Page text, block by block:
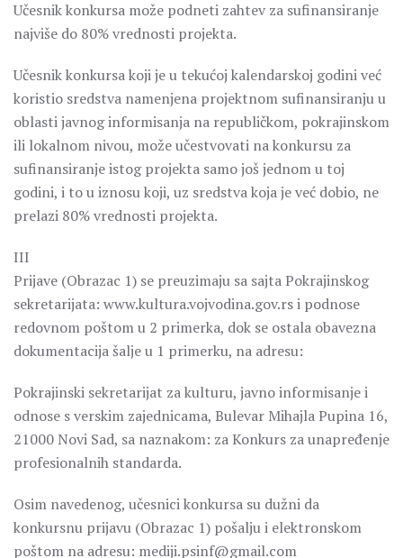
Učesnik konkursa može podneti zahtev za sufinansiranje
najviše do 80% vrednosti projekta.
Učesnik konkursa koji je u tekućoj kalendarskoj godini već
koristio sredstva namenjena projektnom sufinansiranju u
oblasti javnog informisanja na republičkom, pokrajinskom
ili lokalnom nivou, može učestvovati na konkursu za
sufinansiranje istog projekta samo još jednom u toj
godini, i to u iznosu koji, uz sredstva koja je već dobio, ne
prelazi 80% vrednosti projekta.
III
Prijave (Obrazac 1) se preuzimaju sa sajta Pokrajinskog
sekretarijata: www.kultura.vojvodina.gov.rs i podnose
redovnom poštom u 2 primerka, dok se ostala obavezna
dokumentacija šalje u 1 primerku, na adresu:
Pokrajinski sekretarijat za kulturu, javno informisanje i
odnose s verskim zajednicama, Bulevar Mihajla Pupina 16,
21000 Novi Sad, sa naznakom: za Konkurs za unapređenje
profesionalnih standarda.
Osim navedenog, učesnici konkursa su dužni da
konkursnu prijavu (Obrazac 1) pošalju i elektronskom
poštom na adresu: mediji.psinf@gmail.com